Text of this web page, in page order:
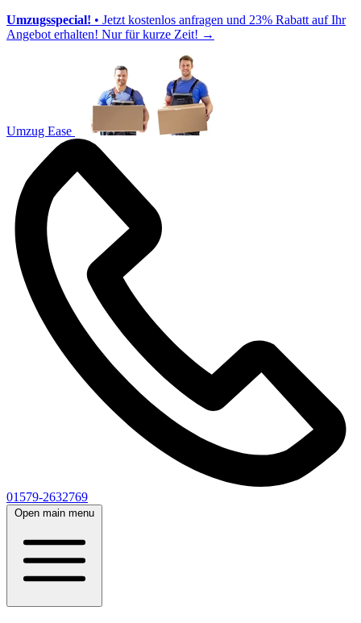
Umzugsspecial! • Jetzt kostenlos anfragen und 23% Rabatt auf Ihr
Angebot erhalten! Nur für kurze Zeit! →
Umzug Ease
01579-2632769
Open main menu